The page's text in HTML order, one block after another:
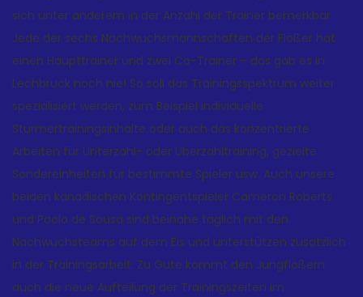
sich unter anderem in der Anzahl der Trainer bemerkbar.
Jede der sechs Nachwuchsmannschaften der Flößer hat
einen Haupttrainer und zwei Co-Trainer – das gab es in
Lechbruck noch nie! So soll das Trainingsspektrum weiter
spezialisiert werden, zum Beispiel individuelle
Stürmertrainingsinhalte oder auch das konzentrierte
Arbeiten für Unterzahl- oder Überzahltraining, gezielte
Sondereinheiten für bestimmte Spieler usw. Auch unsere
beiden kanadischen Kontingentspieler Cameron Roberts
und Paolo de Sousa sind beinahe täglich mit den
Nachwuchsteams auf dem Eis und unterstützen zusätzlich
in der Trainingsarbeit. Zu Gute kommt den Jungflößern
auch die neue Aufteilung der Trainingszeiten im